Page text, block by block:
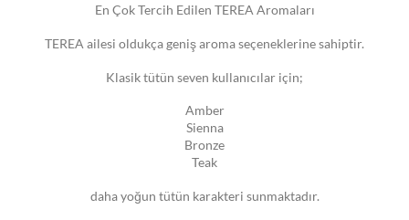
En Çok Tercih Edilen TEREA Aromaları
TEREA ailesi oldukça geniş aroma seçeneklerine sahiptir.
Klasik tütün seven kullanıcılar için;
Amber
Sienna
Bronze
Teak
daha yoğun tütün karakteri sunmaktadır.